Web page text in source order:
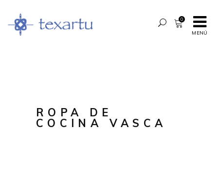
MENÚ
0
ROPA DE
COCINA VASCA